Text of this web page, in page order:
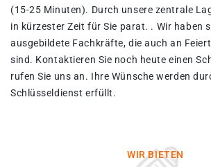
(15-25 Minuten). Durch unsere zentrale
in kürzester Zeit für Sie parat. . Wir haben
ausgebildete Fachkräfte, die auch an
sind. Kontaktieren Sie noch heute einen
rufen Sie uns an. Ihre Wünsche werden
Schlüsseldienst erfüllt.
WIR BIETEN